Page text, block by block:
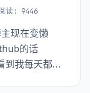
阅读: 9446
现在变懒
的话
我每天都在